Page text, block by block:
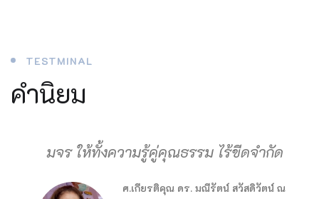
TESTMINAL
คำนิยม
มจร ให้ทั้งความรู้คู่คุณธรรม ไร้ขีดจำกัด
ศ.เกียรติคุณ ดร. มณีรัตน์ สวัสดิวัตน์ ณ